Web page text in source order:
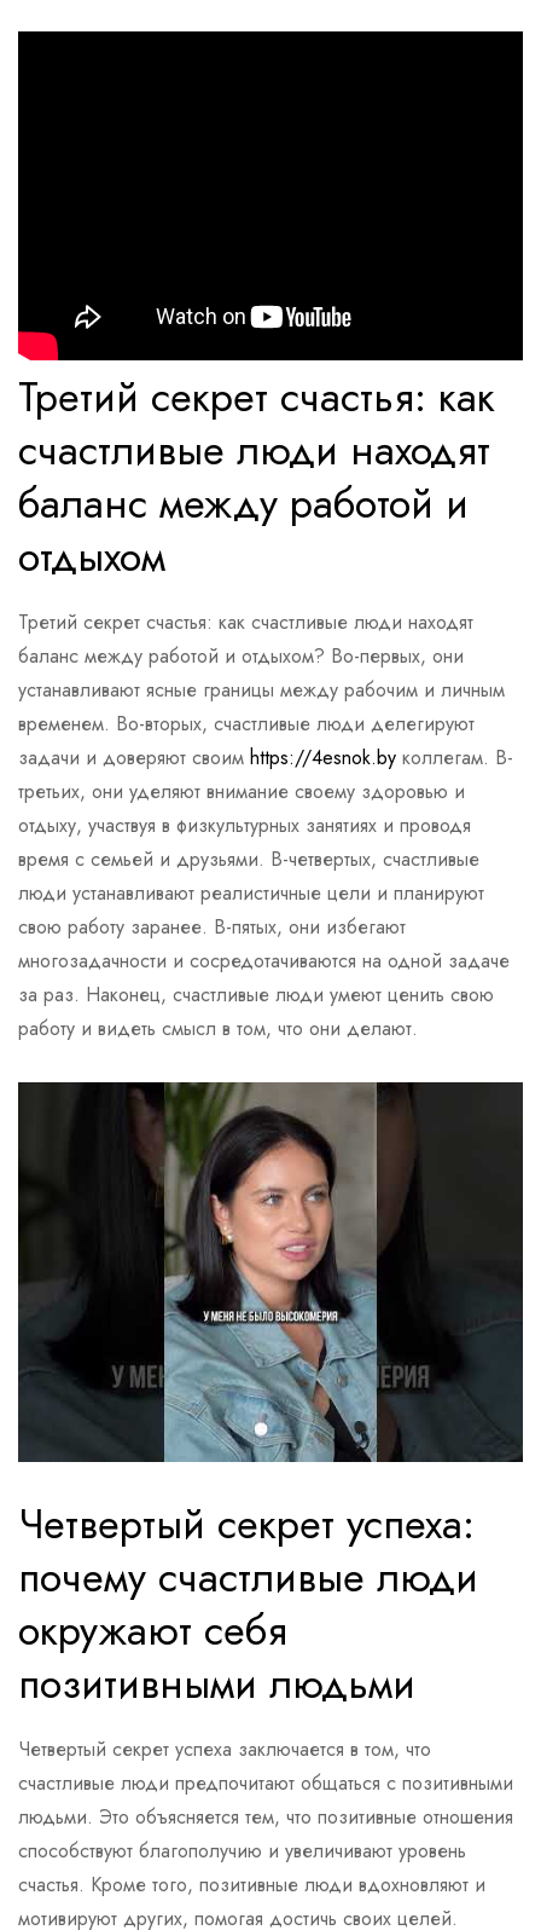
Третий секрет счастья: как
счастливые люди находят
баланс между работой и
отдыхом
Третий секрет счастья: как счастливые люди находят
баланс между работой и отдыхом? Во-первых, они
устанавливают ясные границы между рабочим и личным
временем. Во-вторых, счастливые люди делегируют
задачи и доверяют своим https://4esnok.by коллегам. В-
третьих, они уделяют внимание своему здоровью и
отдыху, участвуя в физкультурных занятиях и проводя
время с семьей и друзьями. В-четвертых, счастливые
люди устанавливают реалистичные цели и планируют
свою работу заранее. В-пятых, они избегают
многозадачности и сосредотачиваются на одной задаче
за раз. Наконец, счастливые люди умеют ценить свою
работу и видеть смысл в том, что они делают.
Четвертый секрет успеха:
почему счастливые люди
окружают себя
позитивными людьми
Четвертый секрет успеха заключается в том, что
счастливые люди предпочитают общаться с позитивными
людьми. Это объясняется тем, что позитивные отношения
способствуют благополучию и увеличивают уровень
счастья. Кроме того, позитивные люди вдохновляют и
мотивируют других, помогая достичь своих целей.